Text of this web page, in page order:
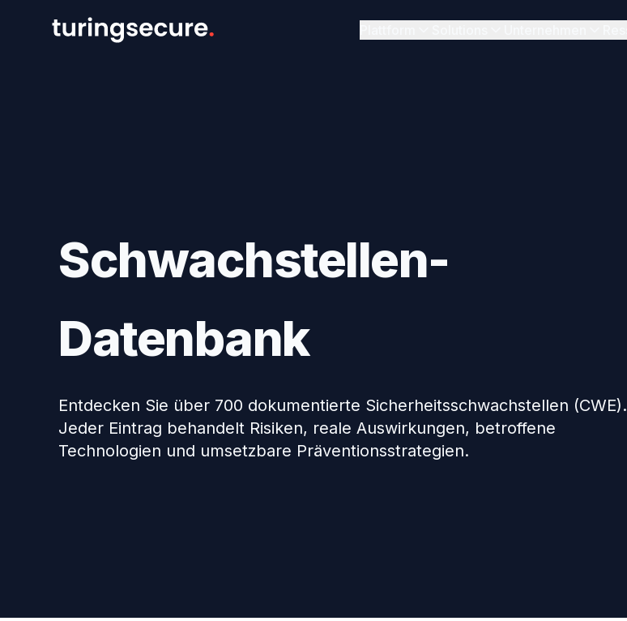
Schwachstellen-
Datenbank
Entdecken Sie über 700 dokumentierte Sicherheitsschwachstellen (CWE).
Jeder Eintrag behandelt Risiken, reale Auswirkungen, betroffene
Technologien und umsetzbare Präventionsstrategien.